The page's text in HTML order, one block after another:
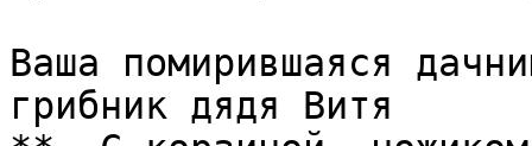
Ваша помирившаяся
грибник дядя Витя